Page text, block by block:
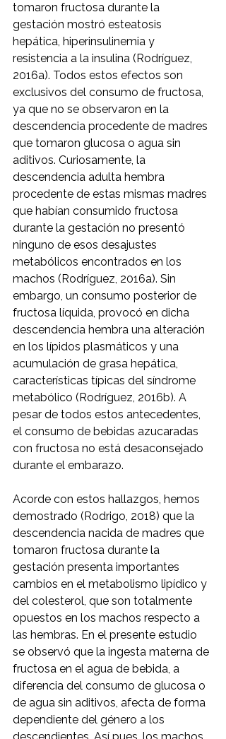
tomaron fructosa durante la
gestación mostró esteatosis
hepática, hiperinsulinemia y
resistencia a la insulina (Rodríguez,
2016a). Todos estos efectos son
exclusivos del consumo de fructosa,
ya que no se observaron en la
descendencia procedente de madres
que tomaron glucosa o agua sin
aditivos. Curiosamente, la
descendencia adulta hembra
procedente de estas mismas madres
que habían consumido fructosa
durante la gestación no presentó
ninguno de esos desajustes
metabólicos encontrados en los
machos (Rodríguez, 2016a). Sin
embargo, un consumo posterior de
fructosa líquida, provocó en dicha
descendencia hembra una alteración
en los lípidos plasmáticos y una
acumulación de grasa hepática,
características típicas del síndrome
metabólico (Rodríguez, 2016b). A
pesar de todos estos antecedentes,
el consumo de bebidas azucaradas
con fructosa no está desaconsejado
durante el embarazo.
Acorde con estos hallazgos, hemos
demostrado (Rodrigo, 2018) que la
descendencia nacida de madres que
tomaron fructosa durante la
gestación presenta importantes
cambios en el metabolismo lipídico y
del colesterol, que son totalmente
opuestos en los machos respecto a
las hembras. En el presente estudio
se observó que la ingesta materna de
fructosa en el agua de bebida, a
diferencia del consumo de glucosa o
de agua sin aditivos, afecta de forma
dependiente del género a los